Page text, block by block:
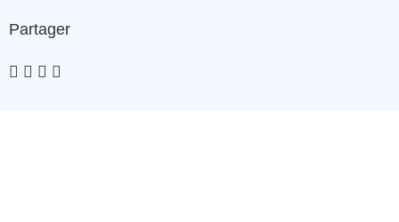
Partager